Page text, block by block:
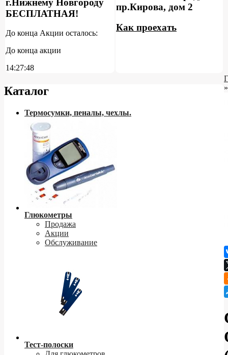
БЕСПЛАТНАЯ!
До конца Акции осталось:
До конца акции
14:27:48
пр.Кирова, дом 2
Как проехать
Каталог
Термосумки, пеналы, чехлы.
Глюкометры
Продажа
Акции
Обслуживание
Тест-полоски
»